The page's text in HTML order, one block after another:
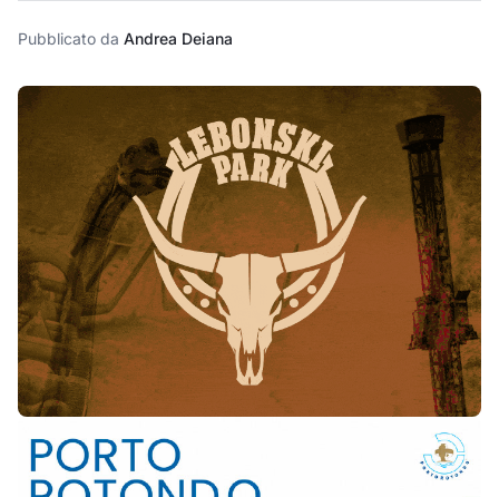
Pubblicato da Andrea Deiana